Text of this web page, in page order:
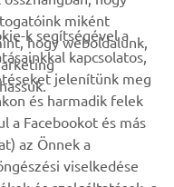
miként
hogy weboldalunk,
k segítségével a
kapcsolatos,
jelenítünk meg
és harmadik felek
a Facebookot és más
az Önnek a
viselkedése